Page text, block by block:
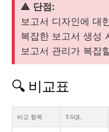
⚠️ 단점:
보고서 디자인에 대
복잡한 보고서 생성
보고서 관리가 복잡
🔍 비교표
비교 항목 T-SQL